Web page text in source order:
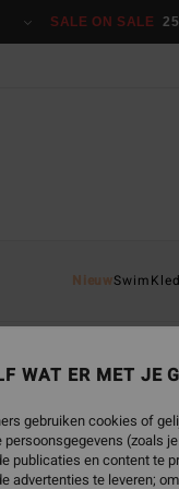
SALE ON SALE
NieuwSwim
WAT ER MET JE
gebruiken cookies of
persoonsgegevens (zoals
publicaties en content te
advertenties te leveren;